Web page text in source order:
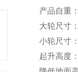
产品自重
大轮尺寸
小轮尺寸
起升高度